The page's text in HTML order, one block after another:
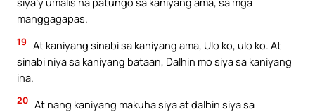
manggagapas.
19 At kaniyang sinabi sa kaniyang ama, Ulo ko, ulo ko. At
sinabi niya sa kaniyang bataan, Dalhin mo siya sa kaniyang
ina.
20 At nang kaniyang makuha siya at dalhin siya sa